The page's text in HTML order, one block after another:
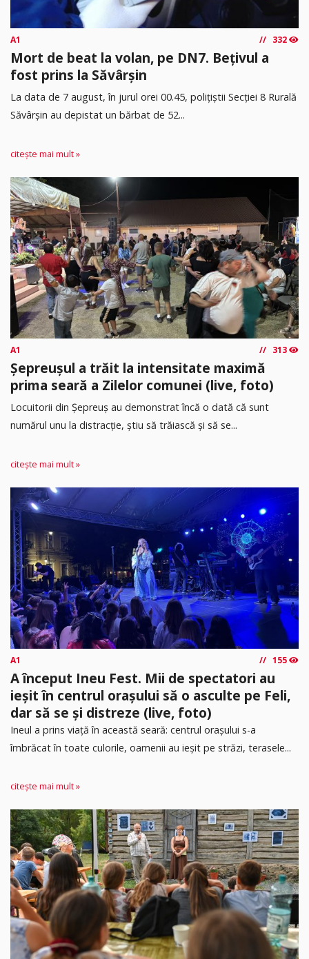
A1 332
Mort de beat la volan, pe DN7. Bețivul a
fost prins la Săvârșin
​La data de 7 august, în jurul orei 00.45, polițiștii Secției 8 Rurală
Săvârșin au depistat un bărbat de 52...
citește mai mult »
A1 313
Șepreușul a trăit la intensitate maximă
prima seară a Zilelor comunei (live, foto)
Locuitorii din Șepreuș au demonstrat încă o dată că sunt
numărul unu la distracție, știu să trăiască și să se...
citește mai mult »
A1 155
A început Ineu Fest. Mii de spectatori au
ieșit în centrul orașului să o asculte pe Feli,
dar să se și distreze (live, foto)
Ineul a prins viață în această seară: centrul orașului s-a
îmbrăcat în toate culorile, oamenii au ieșit pe străzi, terasele...
citește mai mult »